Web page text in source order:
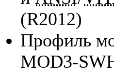
(R2012)
Профиль
MOD3-